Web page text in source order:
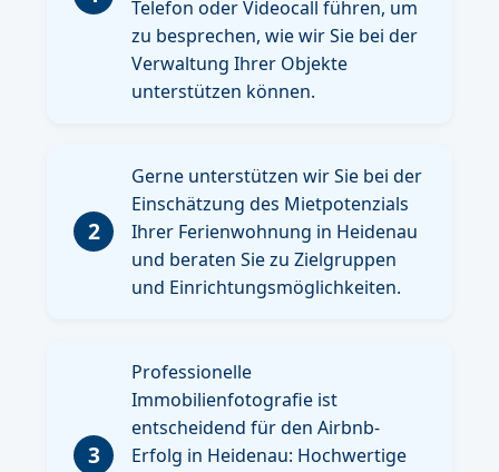
Telefon oder Videocall führen, um
zu besprechen, wie wir Sie bei der
Verwaltung Ihrer Objekte
unterstützen können.
2
Gerne unterstützen wir Sie bei der
Einschätzung des Mietpotenzials
Ihrer Ferienwohnung in Heidenau
und beraten Sie zu Zielgruppen
und Einrichtungsmöglichkeiten.
3
Professionelle
Immobilienfotografie ist
entscheidend für den Airbnb-
Erfolg in Heidenau: Hochwertige